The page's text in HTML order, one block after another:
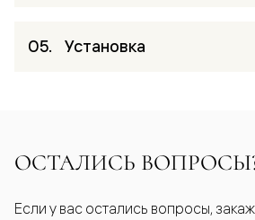
Установка
ОСТАЛИСЬ
Если у вас остались вопросы,